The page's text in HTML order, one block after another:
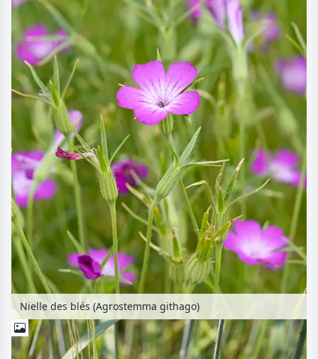
Nielle des blés (Agrostemma githago)